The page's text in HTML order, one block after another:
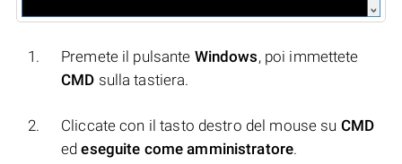
Premete il pulsante Windows, poi immettete
CMD sulla tastiera.
Cliccate con il tasto destro del mouse su CMD
edeseguite come amministratore.